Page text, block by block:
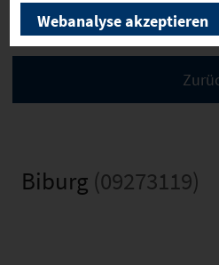
Biburg (09273119)
Webanalyse akzeptieren